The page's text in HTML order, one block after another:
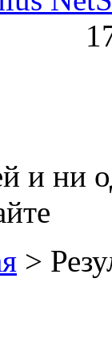
и ни
>